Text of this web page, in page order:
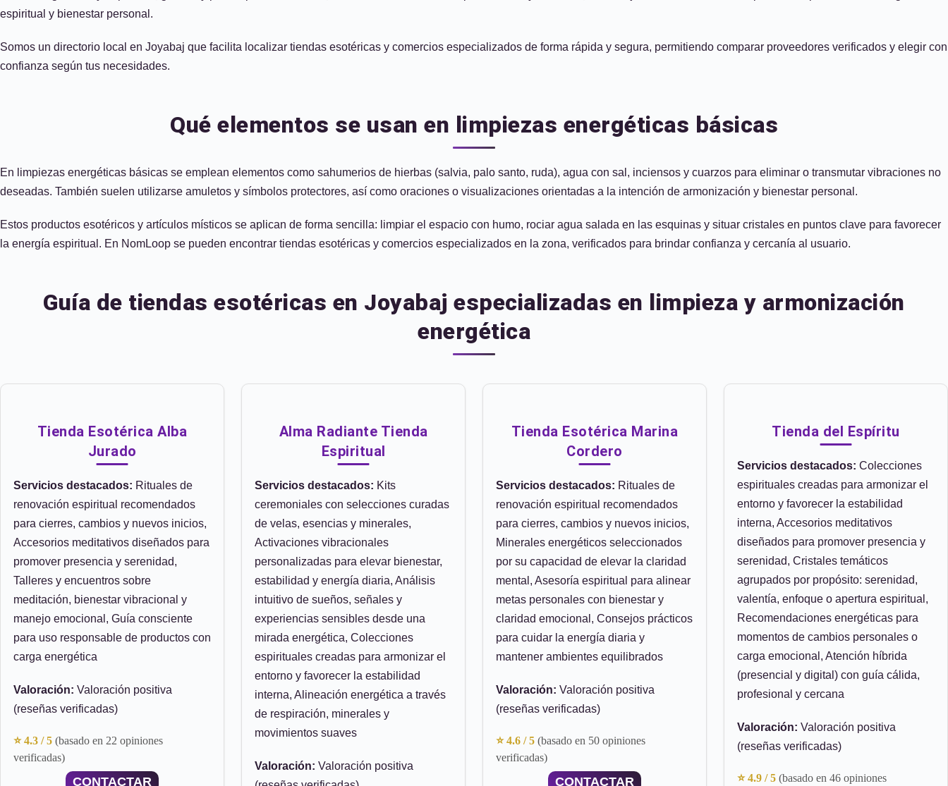
espiritual y bienestar personal.
Somos un directorio local en Joyabaj que facilita localizar tiendas esotéricas y comercios especializados de forma rápida y segura, permitiendo comparar proveedores verificados y elegir con
confianza según tus necesidades.
Qué elementos se usan en limpiezas energéticas básicas
En limpiezas energéticas básicas se emplean elementos como sahumerios de hierbas (salvia, palo santo, ruda), agua con sal, inciensos y cuarzos para eliminar o transmutar vibraciones no
deseadas. También suelen utilizarse amuletos y símbolos protectores, así como oraciones o visualizaciones orientadas a la intención de armonización y bienestar personal.
Estos productos esotéricos y artículos místicos se aplican de forma sencilla: limpiar el espacio con humo, rociar agua salada en las esquinas y situar cristales en puntos clave para favorecer
la energía espiritual. En NomLoop se pueden encontrar tiendas esotéricas y comercios especializados en la zona, verificados para brindar confianza y cercanía al usuario.
Guía de tiendas esotéricas en Joyabaj especializadas en limpieza y armonización
energética
Tienda Esotérica Alba
Jurado
Servicios destacados: Rituales de
renovación espiritual recomendados
para cierres, cambios y nuevos inicios,
Accesorios meditativos diseñados para
promover presencia y serenidad,
Talleres y encuentros sobre
meditación, bienestar vibracional y
manejo emocional, Guía consciente
para uso responsable de productos con
carga energética
Valoración: Valoración positiva
(reseñas verificadas)
⭐ 4.3 / 5 (basado en 22 opiniones
verificadas)
CONTACTAR
Alma Radiante Tienda
Espiritual
Servicios destacados: Kits
ceremoniales con selecciones curadas
de velas, esencias y minerales,
Activaciones vibracionales
personalizadas para elevar bienestar,
estabilidad y energía diaria, Análisis
intuitivo de sueños, señales y
experiencias sensibles desde una
mirada energética, Colecciones
espirituales creadas para armonizar el
entorno y favorecer la estabilidad
interna, Alineación energética a través
de respiración, minerales y
movimientos suaves
Valoración: Valoración positiva
Tienda Esotérica Marina
Cordero
Servicios destacados: Rituales de
renovación espiritual recomendados
para cierres, cambios y nuevos inicios,
Minerales energéticos seleccionados
por su capacidad de elevar la claridad
mental, Asesoría espiritual para alinear
metas personales con bienestar y
claridad emocional, Consejos prácticos
para cuidar la energía diaria y
mantener ambientes equilibrados
Valoración: Valoración positiva
(reseñas verificadas)
⭐ 4.6 / 5 (basado en 50 opiniones
verificadas)
CONTACTAR
Tienda del Espíritu
Servicios destacados: Colecciones
espirituales creadas para armonizar el
entorno y favorecer la estabilidad
interna, Accesorios meditativos
diseñados para promover presencia y
serenidad, Cristales temáticos
agrupados por propósito: serenidad,
valentía, enfoque o apertura espiritual,
Recomendaciones energéticas para
momentos de cambios personales o
carga emocional, Atención híbrida
(presencial y digital) con guía cálida,
profesional y cercana
Valoración: Valoración positiva
(reseñas verificadas)
⭐ 4.9 / 5 (basado en 46 opiniones